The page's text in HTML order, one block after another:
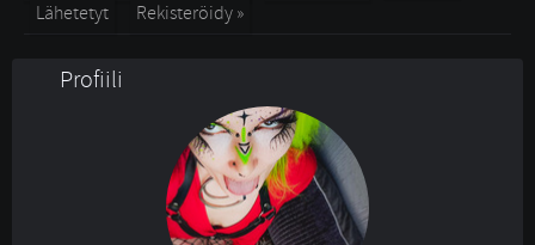
Lähetetyt
Rekisteröidy »
Profiili